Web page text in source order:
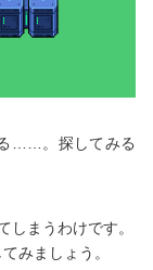
……。探してみる
しまうわけです。
みましょう。